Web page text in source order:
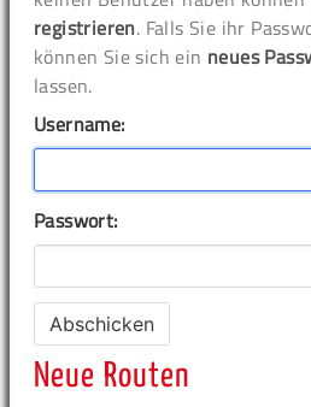
registrieren. Falls Sie ihr
können Sie sich ein neues
lassen.
Username:
Passwort:
Neue Routen